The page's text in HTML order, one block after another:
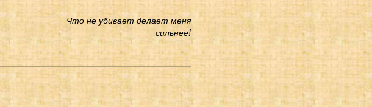
Что не убивает делает меня
сильнее!